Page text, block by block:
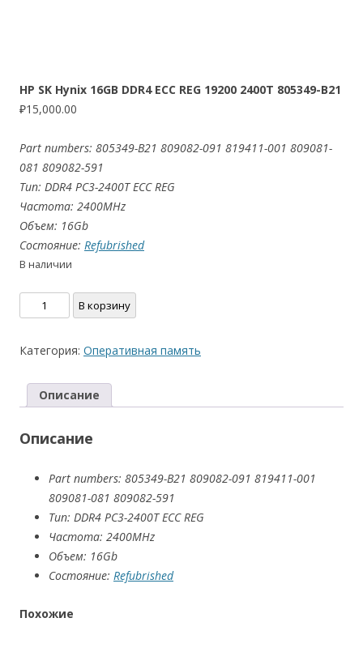
HP SK Hynix 16GB DDR4 ECC REG 19200 2400T 805349-B21
₽15,000.00
Part numbers: 805349-B21 809082-091 819411-001 809081-
081 809082-591
Тип: DDR4 PC3-2400T ECC REG
Частота: 2400MHz
Объем: 16Gb
Состояние: Refubrished
В наличии
Количество
товара
SK
16GB
ECC
19200
2400T
805349-
B21
В корзину
Категория: Оперативная память
Описание
Описание
Part numbers: 805349-B21 809082-091 819411-001
809081-081 809082-591
Тип: DDR4 PC3-2400T ECC REG
Частота: 2400MHz
Объем: 16Gb
Состояние: Refubrished
Похожие